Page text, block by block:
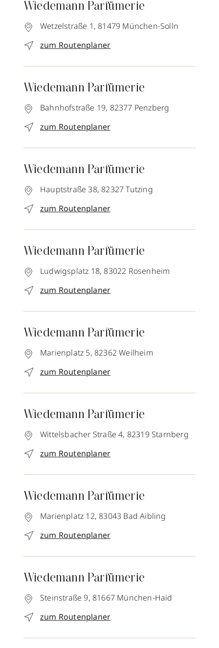
Wiedemann Parfümerie
Wetzelstraße 1, 81479 München-Solln
zum Routenplaner
Wiedemann Parfümerie
Bahnhofstraße 19, 82377 Penzberg
zum Routenplaner
Wiedemann Parfümerie
Hauptstraße 38, 82327 Tutzing
zum Routenplaner
Wiedemann Parfümerie
Ludwigsplatz 18, 83022 Rosenheim
zum Routenplaner
Wiedemann Parfümerie
Marienplatz 5, 82362 Weilheim
zum Routenplaner
Wiedemann Parfümerie
Wittelsbacher Straße 4, 82319 Starnberg
zum Routenplaner
Wiedemann Parfümerie
Marienplatz 12, 83043 Bad Aibling
zum Routenplaner
Wiedemann Parfümerie
Steinstraße 9, 81667 München-Haid
zum Routenplaner